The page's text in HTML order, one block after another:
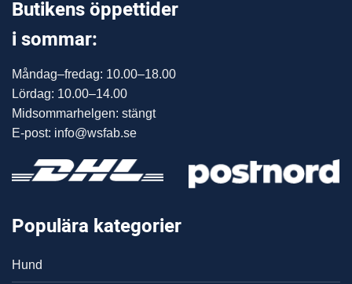
Butikens öppettider
i sommar:
Måndag–fredag: 10.00–18.00
Lördag: 10.00–14.00
Midsommarhelgen: stängt
E-post: info@wsfab.se
Populära kategorier
Hund